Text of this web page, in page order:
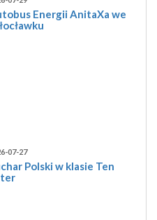
Energii AnitaXa we
07-27
Polski w klasie Ten